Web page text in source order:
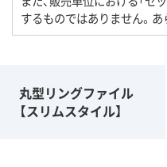
するものではありません。あ
丸型リングファイル
【スリムスタイル】